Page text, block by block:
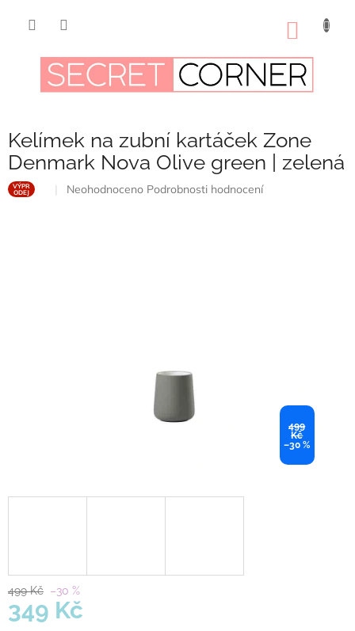
Kelímek na zubní kartáček Zone
Denmark Nova Olive green | zelená
VÝPR
ODEJ
Průměrné
Neohodnoceno Podrobnosti hodnocení
499
Kč
–30 %
499 Kč –30 %
349 Kč